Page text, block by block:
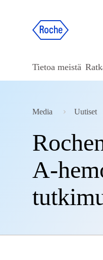
Tietoa meistä
Media Uutiset
A-